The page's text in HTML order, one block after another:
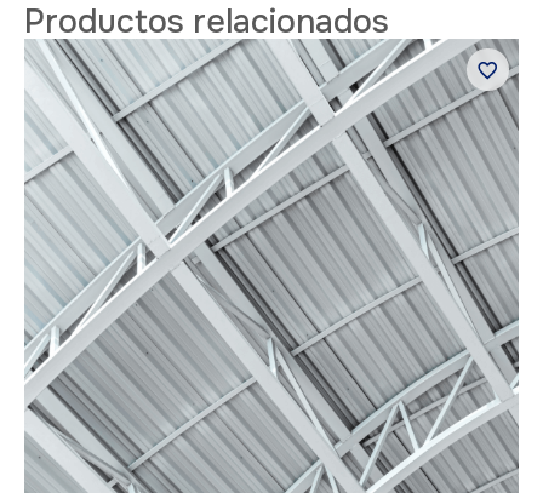
Productos relacionados